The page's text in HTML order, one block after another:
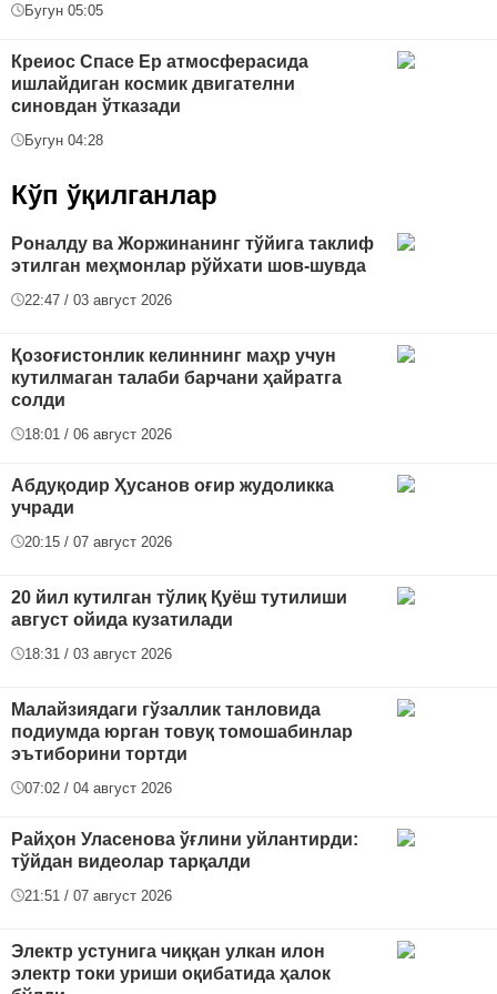
Бугун 05:05
Креиос Спасе Ер атмосферасида
ишлайдиган космик двигателни
синовдан ўтказади
Бугун 04:28
Кўп ўқилганлар
Роналду ва Жоржинанинг тўйига таклиф
этилган меҳмонлар рўйхати шов-шувда
22:47 / 03 август 2026
Қозоғистонлик келиннинг маҳр учун
кутилмаган талаби барчани ҳайратга
солди
18:01 / 06 август 2026
Абдуқодир Ҳусанов оғир жудоликка
учради
20:15 / 07 август 2026
20 йил кутилган тўлиқ Қуёш тутилиши
август ойида кузатилади
18:31 / 03 август 2026
Малайзиядаги гўзаллик танловида
подиумда юрган товуқ томошабинлар
эътиборини тортди
07:02 / 04 август 2026
Райҳон Уласенова ўғлини уйлантирди:
тўйдан видеолар тарқалди
21:51 / 07 август 2026
Электр устунига чиққан улкан илон
электр токи уриши оқибатида ҳалок